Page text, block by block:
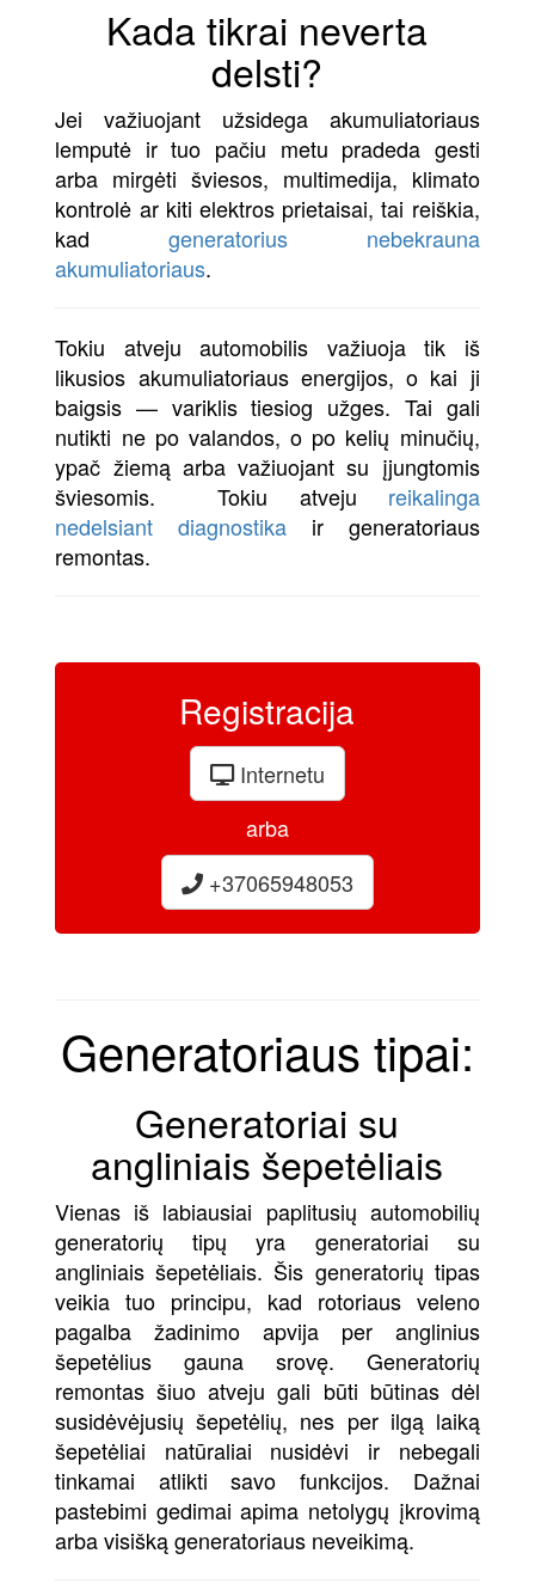
Kada tikrai neverta
delsti?
Jei važiuojant užsidega akumuliatoriaus
lemputė ir tuo pačiu metu pradeda gesti
arba mirgėti šviesos, multimedija, klimato
kontrolė ar kiti elektros prietaisai, tai reiškia,
kad generatorius nebekrauna
akumuliatoriaus.
Tokiu atveju automobilis važiuoja tik iš
likusios akumuliatoriaus energijos, o kai ji
baigsis — variklis tiesiog užges. Tai gali
nutikti ne po valandos, o po kelių minučių,
ypač žiemą arba važiuojant su įjungtomis
šviesomis. Tokiu atveju reikalinga
nedelsiant diagnostika ir generatoriaus
remontas.
Registracija
Internetu
arba
+37065948053
Generatoriaus tipai:
Generatoriai su
angliniais šepetėliais
Vienas iš labiausiai paplitusių automobilių
generatorių tipų yra generatoriai su
angliniais šepetėliais. Šis generatorių tipas
veikia tuo principu, kad rotoriaus veleno
pagalba žadinimo apvija per anglinius
šepetėlius gauna srovę. Generatorių
remontas šiuo atveju gali būti būtinas dėl
susidėvėjusių šepetėlių, nes per ilgą laiką
šepetėliai natūraliai nusidėvi ir nebegali
tinkamai atlikti savo funkcijos. Dažnai
pastebimi gedimai apima netolygų įkrovimą
arba visišką generatoriaus neveikimą.